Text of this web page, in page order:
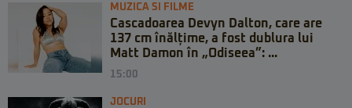
MUZICA SI FILME
Cascadoarea Devyn Dalton, care are
137 cm înălțime, a fost dublura lui
Matt Damon în „Odiseea”: ...
15:00
JOCURI